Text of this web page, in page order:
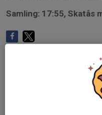
Samling: 17:55, Skatås